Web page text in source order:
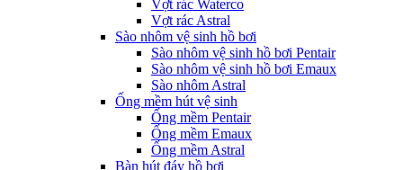
Vợt rác Waterco
Vợt rác Astral
Sào nhôm vệ sinh hồ bơi
Sào nhôm vệ sinh hồ bơi Pentair
Sào nhôm vệ sinh hồ bơi Emaux
Sào nhôm Astral
Ống mềm hút vệ sinh
Ống mềm Pentair
Ống mềm Emaux
Ống mềm Astral
Bàn hút đáy hồ bơi